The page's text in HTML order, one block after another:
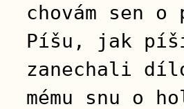
chovám sen
Píšu, jak
zanechali
mému snu o